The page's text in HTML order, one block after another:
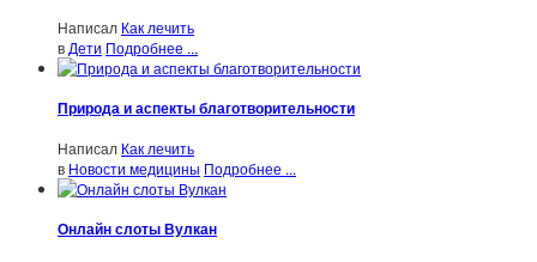
Написал Как лечить
в Дети Подробнее ...
Природа и аспекты благотворительности
Написал Как лечить
в Новости медицины Подробнее ...
Онлайн слоты Вулкан